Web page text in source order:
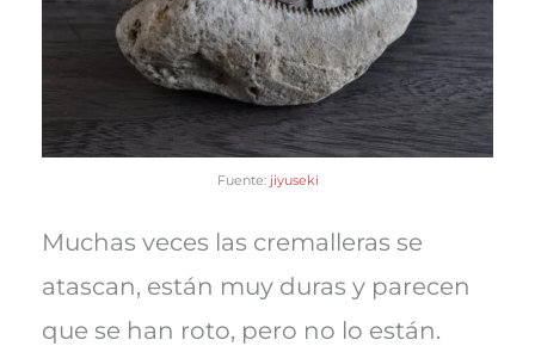
Fuente: jiyuseki
Muchas veces las cremalleras se
atascan, están muy duras y parecen
que se han roto, pero no lo están.